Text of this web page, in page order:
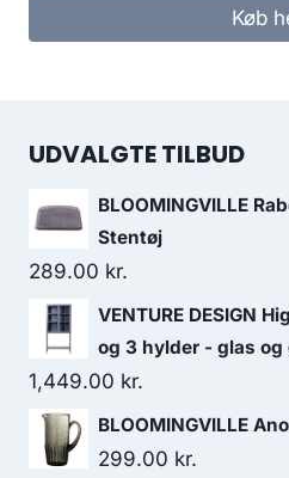
Køb
UDVALGTE TILBUD
BLOOMINGVILLE
Stentøj
289.00 kr.
VENTURE DESIGN
og 3 hylder - glas
1,449.00 kr.
BLOOMINGVILLE
299.00 kr.